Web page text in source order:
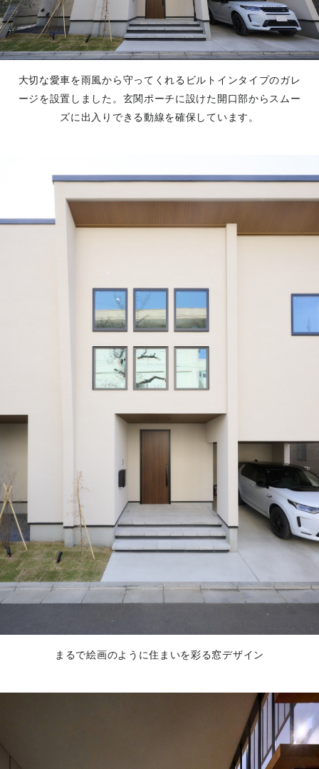
大切な愛車を雨風から守ってくれるビルトインタイプのガレ
ージを設置しました。玄関ポーチに設けた開口部からスムー
ズに出入りできる動線を確保しています。
まるで絵画のように住まいを彩る窓デザイン